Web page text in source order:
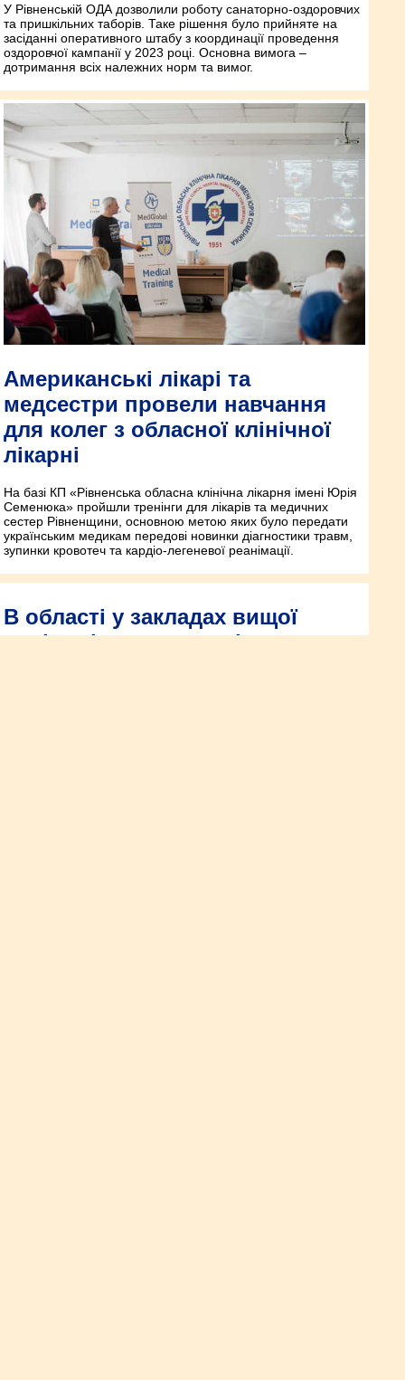
У Рівненській ОДА дозволили роботу санаторно-оздоровчих
та пришкільних таборів. Таке рішення було прийняте на
засіданні оперативного штабу з координації проведення
оздоровчої кампанії у 2023 році. Основна вимога –
дотримання всіх належних норм та вимог.
Американські лікарі та
медсестри провели навчання
для колег з обласної клінічної
лікарні
На базі КП «Рівненська обласна клінічна лікарня імені Юрія
Семенюка» пройшли тренінги для лікарів та медичних
сестер Рівненщини, основною метою яких було передати
українським медикам передові новинки діагностики травм,
зупинки кровотеч та кардіо-легеневої реанімації.
В області у закладах вищої
освіти з’явилися нові